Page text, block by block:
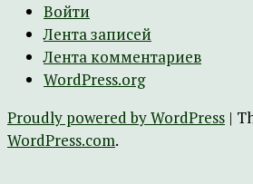
Войти
Лента записей
Лента комментариев
WordPress.org
Proudly powered by WordPress |
WordPress.com.